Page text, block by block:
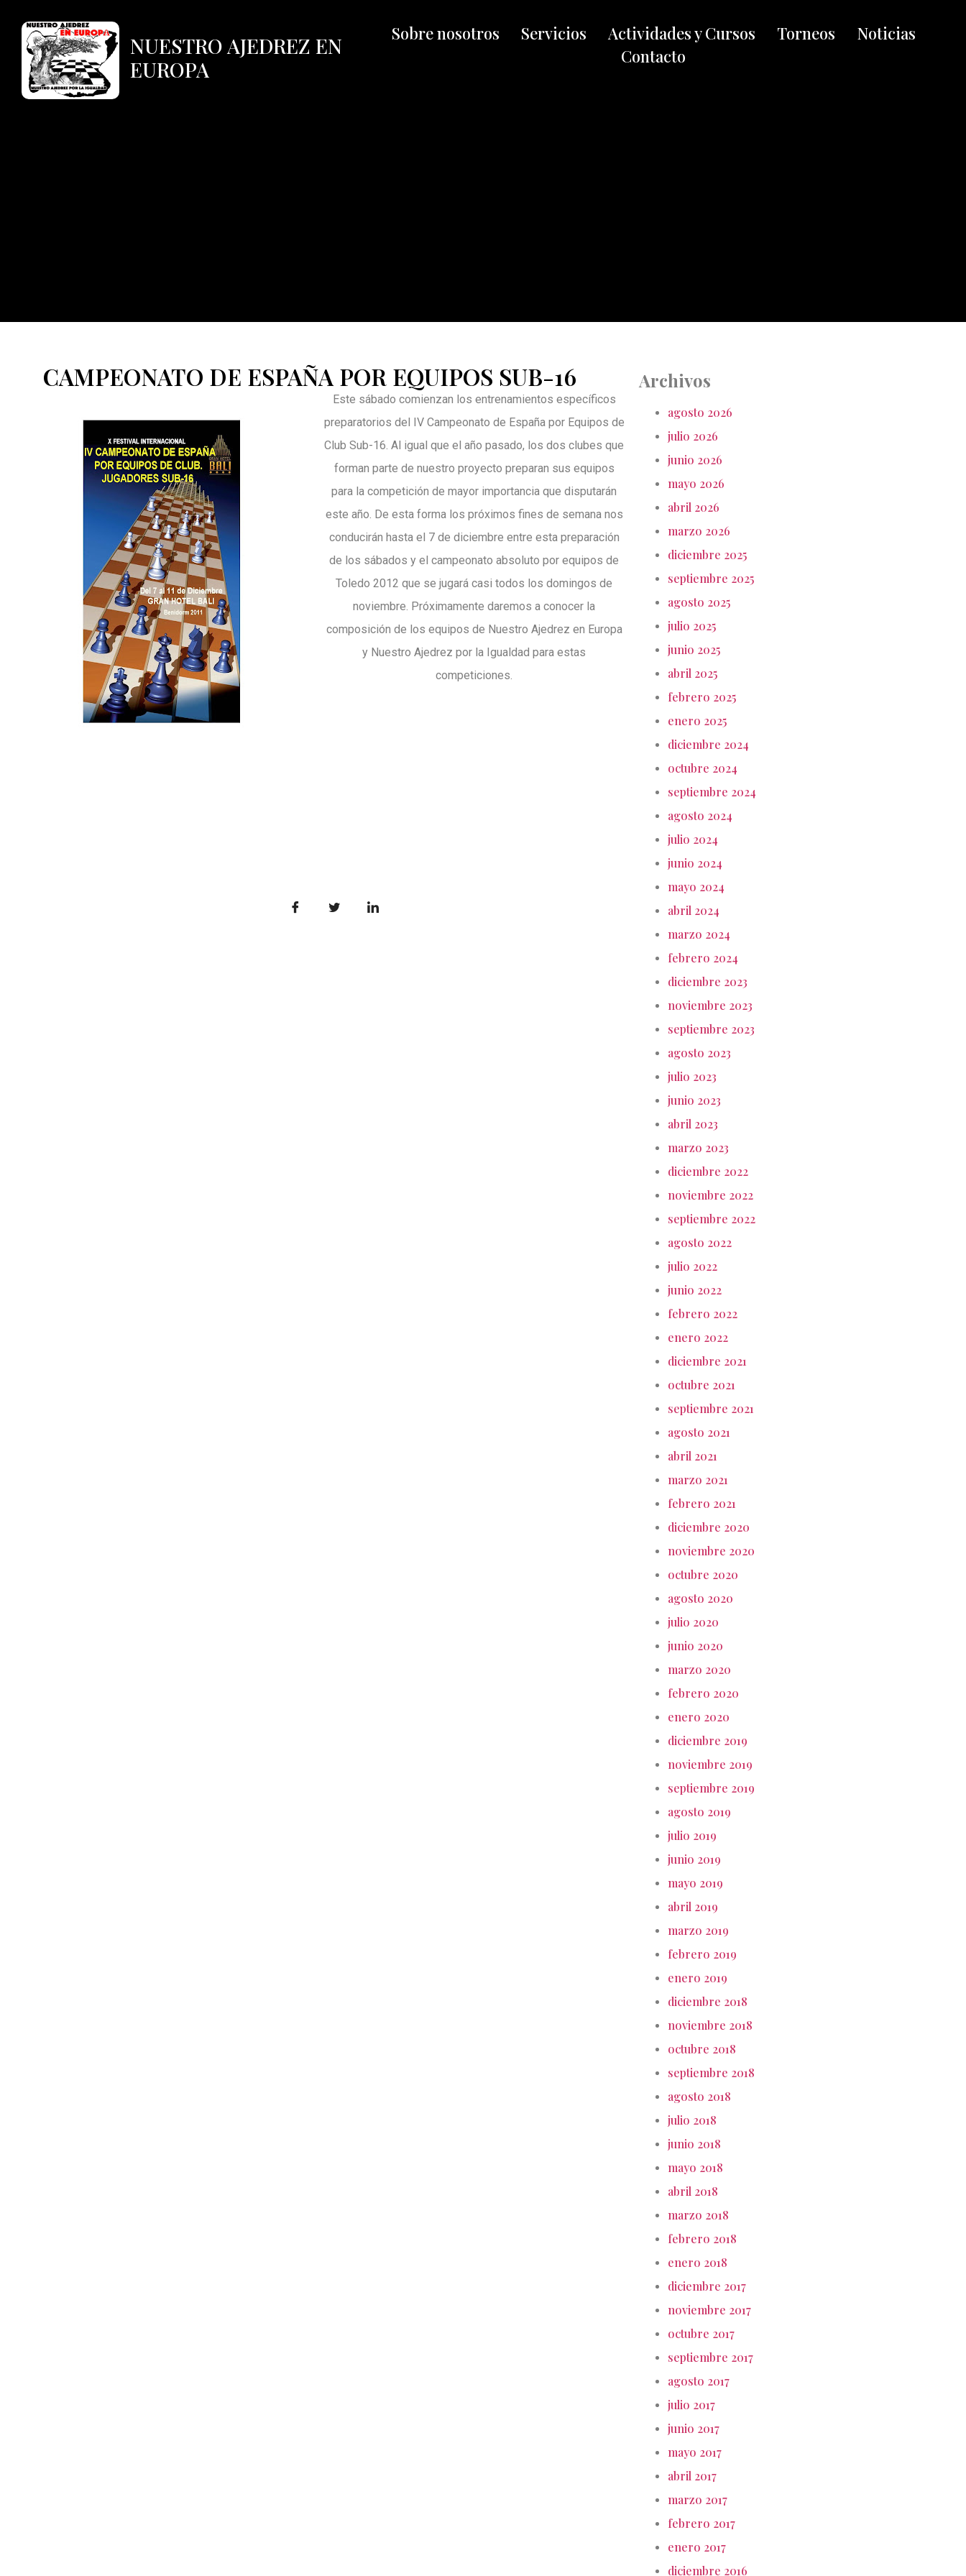
NUESTRO AJEDREZ EN
EUROPA
Sobre nosotros Servicios Actividades y Cursos Torneos
Noticias
Contacto
CAMPEONATO DE ESPAÑA POR EQUIPOS SUB-16
Este sábado comienzan los entrenamientos específicos
preparatorios del IV Campeonato de España por Equipos de
Club Sub-16. Al igual que el año pasado, los dos clubes que
forman parte de nuestro proyecto preparan sus equipos
para la competición de mayor importancia que disputarán
este año. De esta forma los próximos fines de semana nos
conducirán hasta el 7 de diciembre entre esta preparación
de los sábados y el campeonato absoluto por equipos de
Toledo 2012 que se jugará casi todos los domingos de
noviembre. Próximamente daremos a conocer la
composición de los equipos de Nuestro Ajedrez en Europa
y Nuestro Ajedrez por la Igualdad para estas
competiciones.
Archivos
agosto 2026
julio 2026
junio 2026
mayo 2026
abril 2026
marzo 2026
diciembre 2025
septiembre 2025
agosto 2025
julio 2025
junio 2025
abril 2025
febrero 2025
enero 2025
diciembre 2024
octubre 2024
septiembre 2024
agosto 2024
julio 2024
junio 2024
mayo 2024
abril 2024
marzo 2024
febrero 2024
diciembre 2023
noviembre 2023
septiembre 2023
agosto 2023
julio 2023
junio 2023
abril 2023
marzo 2023
diciembre 2022
noviembre 2022
septiembre 2022
agosto 2022
julio 2022
junio 2022
febrero 2022
enero 2022
diciembre 2021
octubre 2021
septiembre 2021
agosto 2021
abril 2021
marzo 2021
febrero 2021
diciembre 2020
noviembre 2020
octubre 2020
agosto 2020
julio 2020
junio 2020
marzo 2020
febrero 2020
enero 2020
diciembre 2019
noviembre 2019
septiembre 2019
agosto 2019
julio 2019
junio 2019
mayo 2019
abril 2019
marzo 2019
febrero 2019
enero 2019
diciembre 2018
noviembre 2018
octubre 2018
septiembre 2018
agosto 2018
julio 2018
junio 2018
mayo 2018
abril 2018
marzo 2018
febrero 2018
enero 2018
diciembre 2017
noviembre 2017
octubre 2017
septiembre 2017
agosto 2017
julio 2017
junio 2017
mayo 2017
abril 2017
marzo 2017
febrero 2017
enero 2017
diciembre 2016